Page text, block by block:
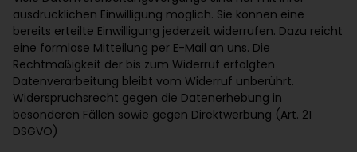
ausdrücklichen Einwilligung möglich. Sie können eine
bereits erteilte Einwilligung jederzeit widerrufen. Dazu reicht
eine formlose Mitteilung per E-Mail an uns. Die
Rechtmäßigkeit der bis zum Widerruf erfolgten
Datenverarbeitung bleibt vom Widerruf unberührt.
Widerspruchsrecht gegen die Datenerhebung in
besonderen Fällen sowie gegen Direktwerbung (Art. 21
DSGVO)